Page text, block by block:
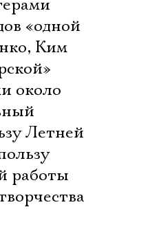
«одной
Ким
около
Летней
работы